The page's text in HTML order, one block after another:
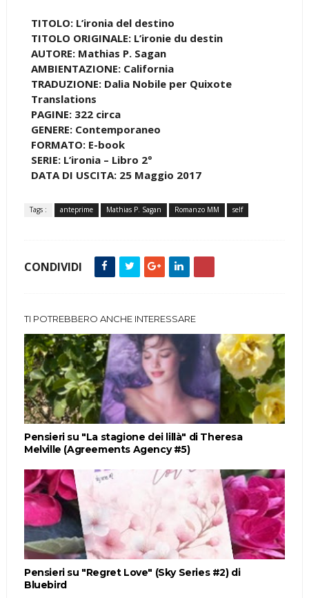
TITOLO: L’ironia del destino
TITOLO ORIGINALE: L’ironie du destin
AUTORE: Mathias P. Sagan
AMBIENTAZIONE: California
TRADUZIONE: Dalia Nobile per Quixote
Translations
PAGINE: 322 circa
GENERE: Contemporaneo
FORMATO: E-book
SERIE: L’ironia – Libro 2°
DATA DI USCITA: 25 Maggio 2017
Tags : anteprime Mathias P. Sagan Romanzo MM self
CONDIVIDI
TI POTREBBERO ANCHE INTERESSARE
Pensieri su "La stagione dei lillà" di Theresa
Melville (Agreements Agency #5)
Pensieri su "Regret Love" (Sky Series #2) di
Bluebird